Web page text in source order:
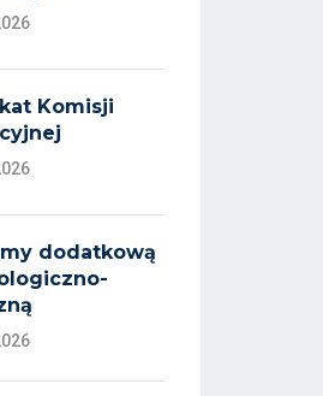
Komisji
dodatkową